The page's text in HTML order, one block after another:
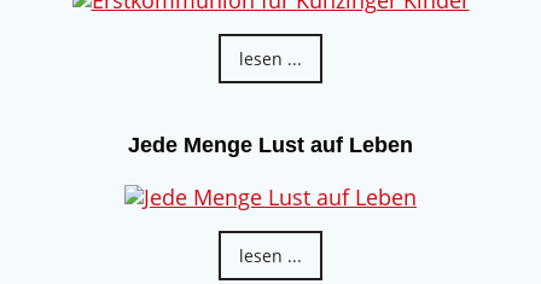
lesen ...
Jede Menge Lust auf Leben
lesen ...